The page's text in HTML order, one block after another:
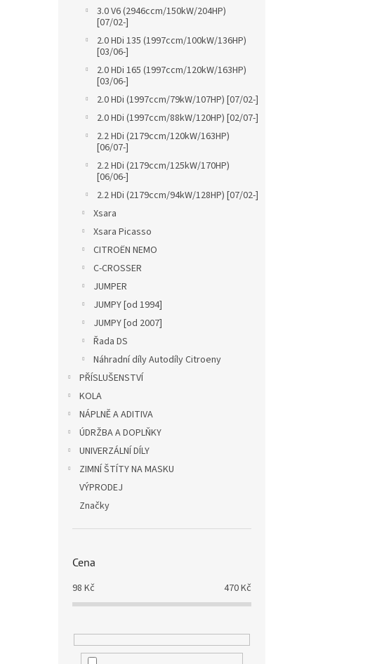
3.0 V6 (2946ccm/150kW/204HP)
[07/02-]
2.0 HDi 135 (1997ccm/100kW/136HP)
[03/06-]
2.0 HDi 165 (1997ccm/120kW/163HP)
[03/06-]
2.0 HDi (1997ccm/79kW/107HP) [07/02-]
2.0 HDi (1997ccm/88kW/120HP) [02/07-]
2.2 HDi (2179ccm/120kW/163HP)
[06/07-]
2.2 HDi (2179ccm/125kW/170HP)
[06/06-]
2.2 HDi (2179ccm/94kW/128HP) [07/02-]
Xsara
Xsara Picasso
CITROËN NEMO
C-CROSSER
JUMPER
JUMPY [od 1994]
JUMPY [od 2007]
Řada DS
Náhradní díly Autodíly Citroeny
PŘÍSLUŠENSTVÍ
KOLA
NÁPLNĚ A ADITIVA
ÚDRŽBA A DOPLŇKY
UNIVERZÁLNÍ DÍLY
ZIMNÍ ŠTÍTY NA MASKU
VÝPRODEJ
Značky
Cena
98 Kč 470Kč